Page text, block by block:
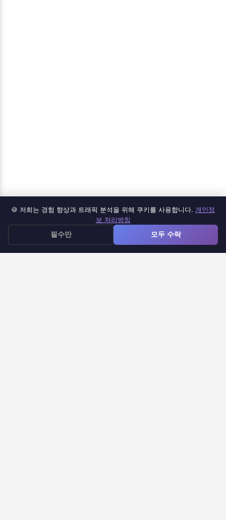
제품
Google Forms iOS 앱
Google Forms를 문서로
🍪 저희는 경험 향상과 트래픽 분석을 위해 쿠키를 사용합니다. 개인정
보 처리방침
필수만
모두 수락